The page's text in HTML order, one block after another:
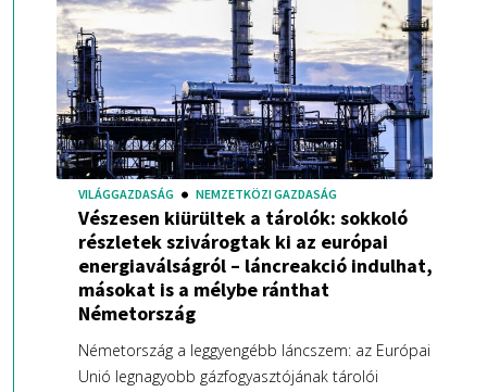
VILÁGGAZDASÁG NEMZETKÖZI GAZDASÁG
Vészesen kiürültek a tárolók: sokkoló
részletek szivárogtak ki az európai
energiaválságról – láncreakció indulhat,
másokat is a mélybe ránthat
Németország
Németország a leggyengébb láncszem: az Európai
Unió legnagyobb gázfogyasztójának tárolói